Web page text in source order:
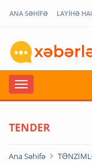
ANA SƏHİFƏ LAYİHƏ
TENDER
Ana Səhifə